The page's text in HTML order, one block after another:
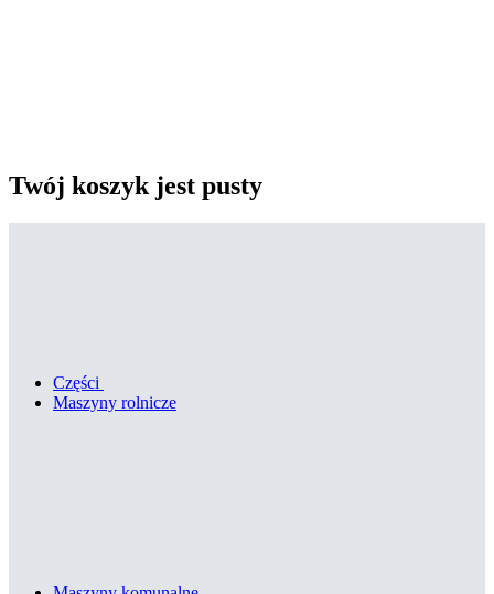
Twój koszyk jest pusty
Części
Maszyny rolnicze